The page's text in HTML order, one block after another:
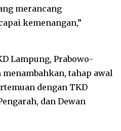
merancang
kemenangan,”
Lampung, Prabowo-
tahap awal
dengan TKD
dan Dewan